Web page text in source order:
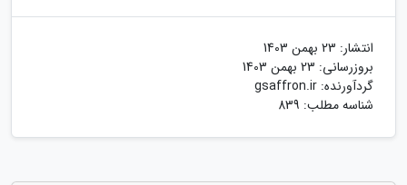
انتشار: 23 بهمن 1403
بروزرسانی: 23 بهمن 1403
گردآورنده: gsaffron.ir
شناسه مطلب: 839